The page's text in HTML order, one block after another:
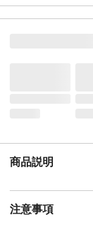
材質1
商品説明
注意事項